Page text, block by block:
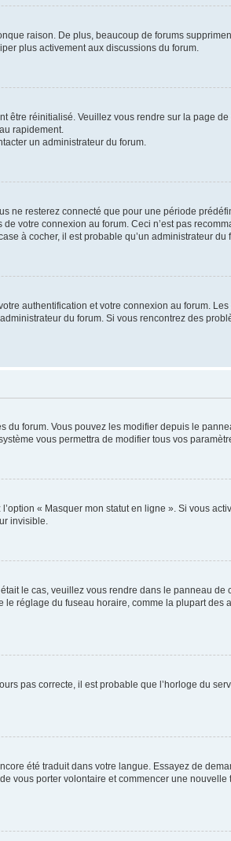
raison. De plus, beaucoup de forums
plus activement aux discussions du forum.
réinitialisé. Veuillez vous rendre sur la page
rapidement.
un administrateur du forum.
ne resterez connecté que pour une période
votre connexion au forum. Ceci n’est pas
à cocher, il est probable qu’un administrateur du
authentification et votre connexion au forum.
du forum. Si vous rencontrez des
forum. Vous pouvez les modifier depuis le
vous permettra de modifier tous vos
« Masquer mon statut en ligne ». Si vous
invisible.
le cas, veuillez vous rendre dans le panneau
réglage du fuseau horaire, comme la plupart des
pas correcte, il est probable que l’horloge du
été traduit dans votre langue. Essayez de
vous porter volontaire et commencer une